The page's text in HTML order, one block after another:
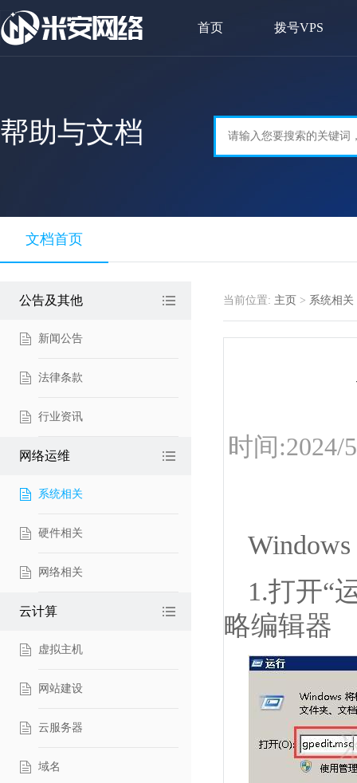
首页 拨号VPS
帮助与文档
文档首页
公告及其他
新闻公告
法律条款
行业资讯
网络运维
系统相关
硬件相关
网络相关
云计算
虚拟主机
网站建设
云服务器
域名
当前位置: 主页 > 系统相关
时间
1.打开“
略编辑器